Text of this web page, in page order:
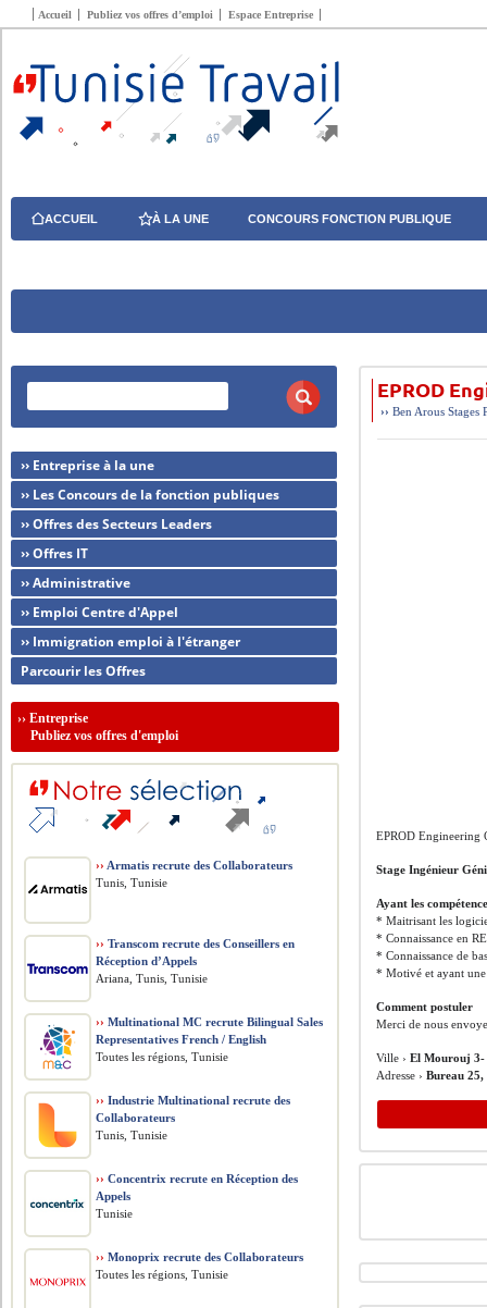
Accueil Publiez vos offres d’emploi Espace Entreprise
ACCUEIL À LA UNE CONCOURS FONCTION PUBLIQUE
EPROD
››Ben Arous Stages
EPROD Engineering
Stage Ingénieur
Ayant les
* Maitrisant les
* Connaissance en
* Connaissance de
* Motivé et ayant une
Comment postuler
Merci de nous
Ville ›El Mourouj 3-
Adresse ›Bureau
›› Entreprise à la une
›› Les Concours de la fonction publiques
›› Offres des Secteurs Leaders
›› Offres IT
›› Administrative
›› Emploi Centre d'Appel
›› Immigration emploi à l'étranger
Parcourir les Offres
››Entreprise
Publiez vos offres d'emploi
›› Armatis recrute des Collaborateurs
Tunis, Tunisie
›› Transcom recrute des Conseillers en
Réception d’Appels
Ariana, Tunis, Tunisie
›› Multinational MC recrute Bilingual Sales
Representatives French / English
Toutes les régions, Tunisie
›› Industrie Multinational recrute des
Collaborateurs
Tunis, Tunisie
›› Concentrix recrute en Réception des
Appels
Tunisie
›› Monoprix recrute des Collaborateurs
Toutes les régions, Tunisie